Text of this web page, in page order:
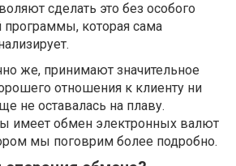
сделать это без особого
программы, которая сама
же, принимают значительное
отношения к клиенту ни
не оставалась на плаву.
имеет обмен электронных валют
мы поговрим более подробно.